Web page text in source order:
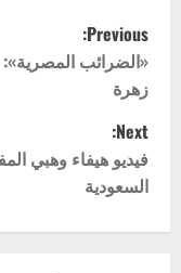
P
o
s
t
n
Previous:
«الضرائب
زهرة
Next:
فيديو هيفاء وهبي
السعودية